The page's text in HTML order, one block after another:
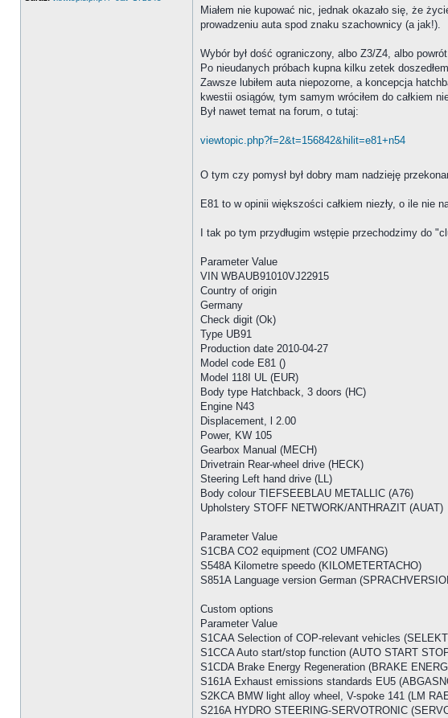
Miałem nie kupować nic, jednak okazało się, że
prowadzeniu auta spod znaku szachownicy (a jak!).
Wybór był dość ograniczony, albo Z3/Z4, albo
Po nieudanych próbach kupna kilku zetek
Zawsze lubiłem auta niepozorne, a koncepcja
kwestii osiągów, tym samym wróciłem do całkiem
Był nawet temat na forum, o tutaj:
viewtopic.php?f=2&t=156842&hilit=e81+n54
O tym czy pomysł był dobry mam nadzieję
E81 to w opinii większości całkiem niezły, o ile nie
I tak po tym przydługim wstępie przechodzimy do
Parameter Value
VIN WBAUB91010VJ22915
Country of origin
Germany
Check digit (Ok)
Type UB91
Production date 2010-04-27
Model code E81 ()
Model 118I UL (EUR)
Body type Hatchback, 3 doors (HC)
Engine N43
Displacement, l 2.00
Power, KW 105
Gearbox Manual (MECH)
Drivetrain Rear-wheel drive (HECK)
Steering Left hand drive (LL)
Body colour TIEFSEEBLAU METALLIC (A76)
Upholstery STOFF NETWORK/ANTHRAZIT (AUAT)
Parameter Value
S1CBA CO2 equipment (CO2 UMFANG)
S548A Kilometre speedo (KILOMETERTACHO)
S851A Language version German
Custom options
Parameter Value
S1CAA Selection of COP-relevant vehicles
S1CCA Auto start/stop function (AUTO START
S1CDA Brake Energy Regeneration (BRAKE
S161A Exhaust emissions standards EU5
S2KCA BMW light alloy wheel, V-spoke 141 (LM
S216A HYDRO STEERING-SERVOTRONIC